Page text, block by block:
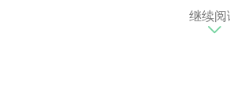
发，受欧美日各地外国顾客的青睐
继续阅